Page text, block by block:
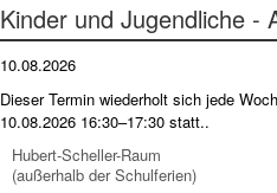
Kinder und Jugendliche -
10.08.2026
Dieser Termin wiederholt sich jede
10.08.2026 16:30–17:30 statt..
Hubert-Scheller-Raum
(außerhalb der Schulferien)